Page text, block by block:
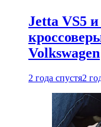
Jetta VS5
Volkswagen
2 года спустя2